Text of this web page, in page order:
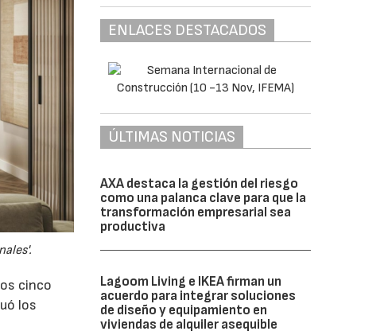
cinco
los
ENLACES DESTACADOS
ÚLTIMAS NOTICIAS
AXA destaca la gestión del riesgo
como una palanca clave para que la
transformación empresarial sea
productiva
Lagoom Living e IKEA firman un
acuerdo para integrar soluciones
de diseño y equipamiento en
viviendas de alquiler asequible